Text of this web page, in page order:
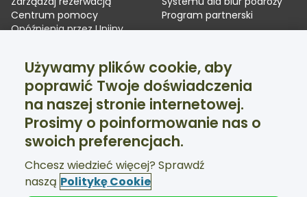
Centrum pomocy
Opóźnienia przez Unijny
Program partnerski
Suntransfers
O firmie
Opinie
Transfery narciarskie
Media społecznościowe
Facebook
Twitter
Wsparcie dostępne 24/7
Używamy plików cookie, aby
poprawić Twoje doświadczenia
na naszej stronie internetowej.
Prosimy o poinformowanie nas o
swoich preferencjach.
Chcesz wiedzieć więcej? Sprawdź
naszą Politykę Cookie